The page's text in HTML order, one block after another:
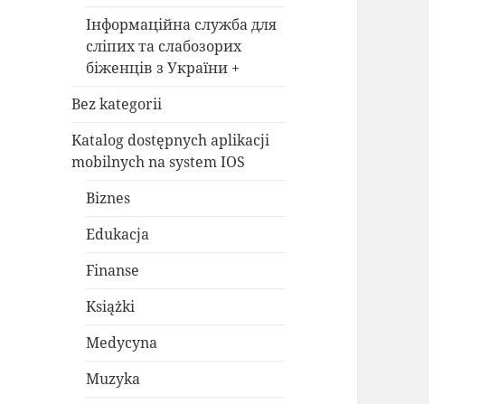
Інформаційна служба для
сліпих та слабозорих
біженців з України +
Bez kategorii
Katalog dostępnych aplikacji
mobilnych na system IOS
Biznes
Edukacja
Finanse
Książki
Medycyna
Muzyka